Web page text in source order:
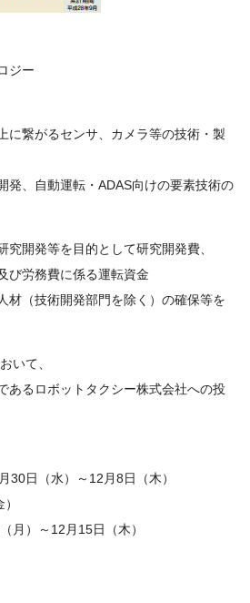
ジー
に繋がるセンサ、カメラ等の技術・製
発、自動運転・ADAS向けの要素技術の
究開発等を目的として研究開発費、
び労務費に係る運転資金
材（技術開発部門を除く）の確保等を
いて、
あるロボットタクシー株式会社への投
日（水）～12月8日（木）
）～12月15日（木）